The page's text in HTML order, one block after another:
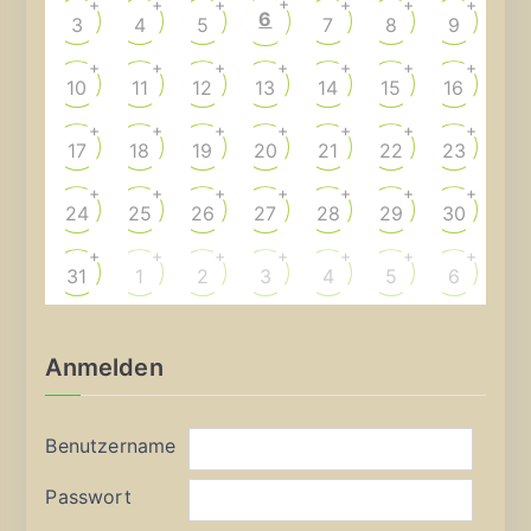
3
+
4
+
5
+
6 7
+
8
+
9
+
10
+
11
+
12
+
13
+
14
+
15
+
16
+
17
+
18
+
19
+
20
+
21
+
22
+
23
+
24
+
25
+
26
+
27
+
28
+
29
+
30
+
31
+
1
+
2
+
3
+
4
+
5
+
6
+
Anmelden
Benutzername
Passwort